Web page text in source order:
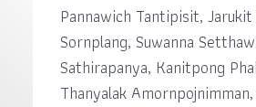
Pannawich Tantipisit,
Sornplang, Suwanna
Sathirapanya, Kanitpong
Thanyalak